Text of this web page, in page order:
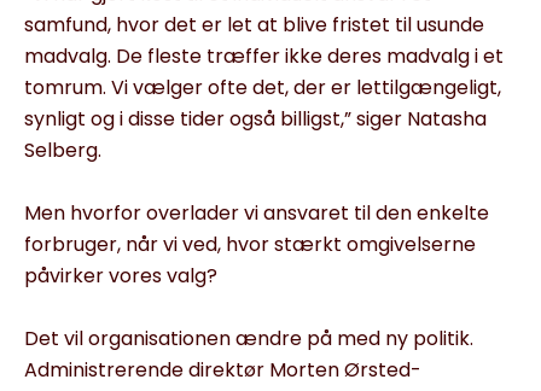
samfund, hvor det er let at blive fristet til usunde
madvalg. De fleste træffer ikke deres madvalg i et
tomrum. Vi vælger ofte det, der er lettilgængeligt,
synligt og i disse tider også billigst,” siger Natasha
Selberg.
Men hvorfor overlader vi ansvaret til den enkelte
forbruger, når vi ved, hvor stærkt omgivelserne
påvirker vores valg?
Det vil organisationen ændre på med ny politik.
Administrerende direktør Morten Ørsted-